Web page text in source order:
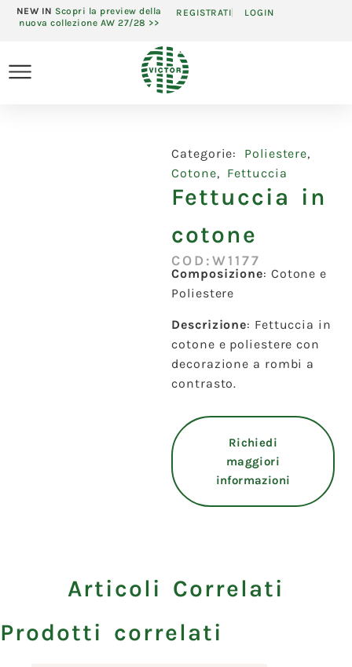
NEW IN Scopri la preview della
nuova collezione AW 27/28 >>
REGISTRATI LOGIN
Categorie: Poliestere,
Cotone, Fettuccia
Fettuccia in
cotone
COD:W1177
Composizione: Cotone e
Poliestere
Descrizione: Fettuccia in
cotone e poliestere con
decorazione a rombi a
contrasto.
Richiedi
maggiori
informazioni
Articoli Correlati
Prodotti correlati